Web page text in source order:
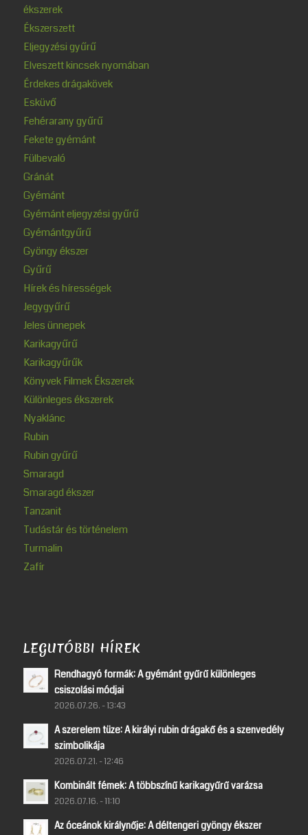
ékszerek
Ékszerszett
Eljegyzési gyűrű
Elveszett kincsek nyomában
Érdekes drágakövek
Esküvő
Fehérarany gyűrű
Fekete gyémánt
Fülbevaló
Gránát
Gyémánt
Gyémánt eljegyzési gyűrű
Gyémántgyűrű
Gyöngy ékszer
Gyűrű
Hírek és hírességek
Jegygyűrű
Jeles ünnepek
Karikagyűrű
Karikagyűrűk
Könyvek Filmek Ékszerek
Különleges ékszerek
Nyaklánc
Rubin
Rubin gyűrű
Smaragd
Smaragd ékszer
Tanzanit
Tudástár és történelem
Turmalin
Zafír
LEGUTÓBBI HÍREK
Rendhagyó formák: A gyémánt gyűrű különleges
csiszolási módjai
2026.07.26. - 13:43
A szerelem tüze: A királyi rubin drágakő és a szenvedély
szimbolikája
2026.07.21. - 12:46
Kombinált fémek: A többszínű karikagyűrű varázsa
2026.07.16. - 11:10
Az óceánok királynője: A déltengeri gyöngy ékszer